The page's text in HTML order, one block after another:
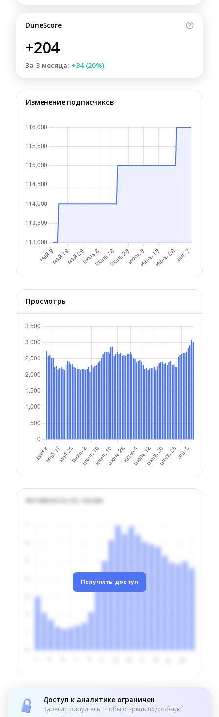
DuneScore
+204
За 3 месяца: +34 (20%)
Изменение подписчиков
Просмотры
Активность по часам
Получить доступ
Доступ к аналитике ограничен
Зарегистрируйтесь, чтобы открыть подробную